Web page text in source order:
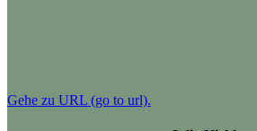
Gehe zu URL (go to url).